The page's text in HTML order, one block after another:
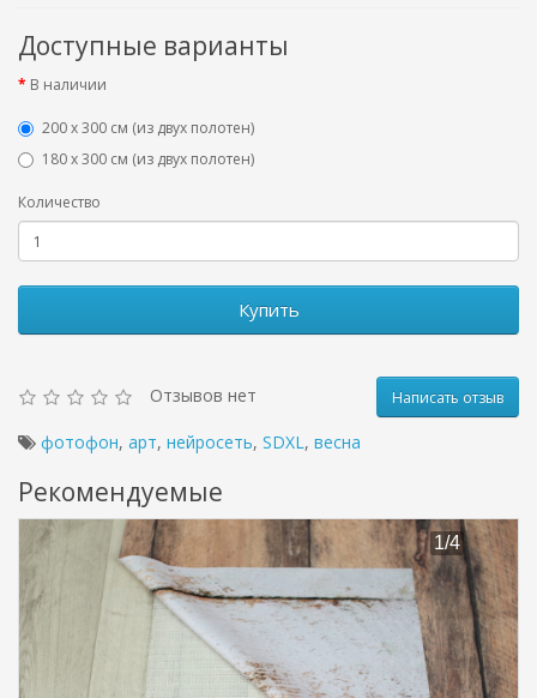
Доступные варианты
В наличии
200 х 300 см (из двух полотен)
180 х 300 см (из двух полотен)
Количество
Купить
Отзывов нет Написать отзыв
фотофон, арт, нейросеть, SDXL, весна
Рекомендуемые